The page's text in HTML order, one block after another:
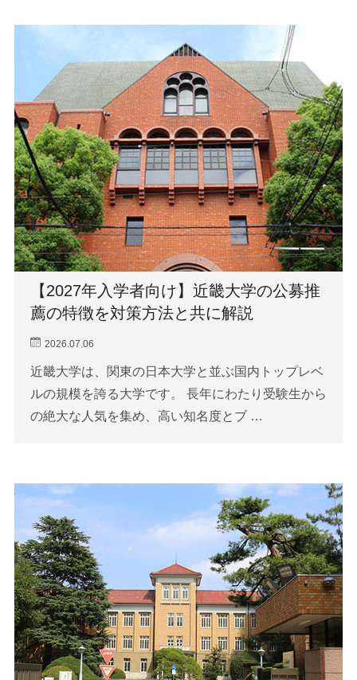
【2027年入学者向け】近畿大学の公募推
薦の特徴を対策方法と共に解説
2026.07.06
近畿大学は、関東の日本大学と並ぶ国内トップレベ
ルの規模を誇る大学です。 長年にわたり受験生から
の絶大な人気を集め、高い知名度とブ …